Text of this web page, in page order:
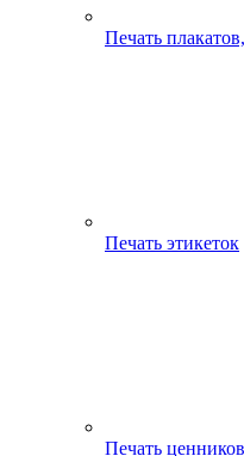
Печать
Печать этикеток
Печать